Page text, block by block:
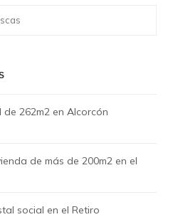
262m2 en Alcorcón
de más de 200m2 en el
social en el Retiro